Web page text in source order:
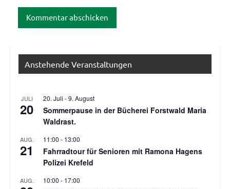
Anstehende Veranstaltungen
JULI
20
20. Juli -9. August
Sommerpause in der Bücherei Forstwald Maria
Waldrast.
AUG.
21
11:00 - 13:00
Fahrradtour für Senioren mit Ramona Hagens
Polizei Krefeld
AUG. 10:00 - 17:00